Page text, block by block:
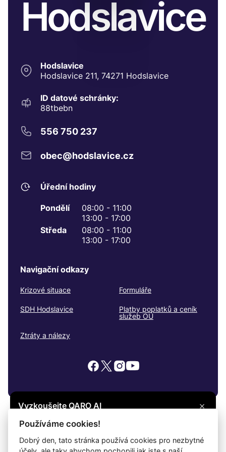
Hodslavice
Hodslavice
Hodslavice 211, 74271 Hodslavice
ID datové schránky:
88tbebn
556 750 237
obec@hodslavice.cz
Úřední hodiny
Pondělí
08:00 - 11:00
13:00 - 17:00
Středa
08:00 - 11:00
13:00 - 17:00
Navigační odkazy
Krizové situace Formuláře
SDH Hodslavice
Platby poplatků a ceník
služeb OÚ
Ztráty a nálezy
© 2026Hodslavice Všechna práva vyhrazena
Snadné čtení
×
Vyzkoušejte QARO AI
Máte otázku? Zeptejte se na cokoli, co vás
Používáme cookies!
Dobrý den, tato stránka používá cookies pro nezbytné